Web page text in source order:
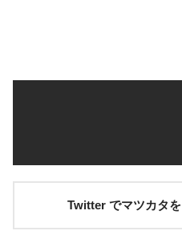
Twitter でマツカタを